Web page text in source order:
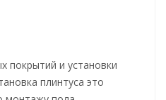
покрытий и установки
плинтуса это